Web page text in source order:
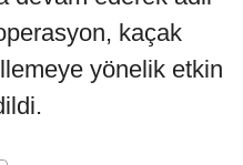
kaçak
yönelik etkin